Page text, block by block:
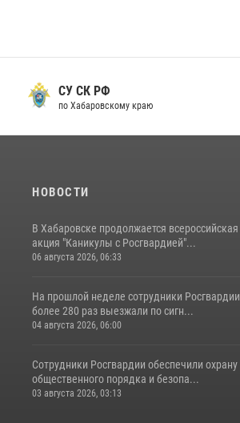
СУ СК РФ
по Хабаровскому краю
НОВОСТИ
В Хабаровске продолжается всероссийская
акция "Каникулы с Росгвардией"...
06 августа 2026, 06:33
На прошлой неделе сотрудники Росгвардии
более 280 раз выезжали по сигн...
04 августа 2026, 06:00
Сотрудники Росгвардии обеспечили охрану
общественного порядка и безопа...
03 августа 2026, 03:13